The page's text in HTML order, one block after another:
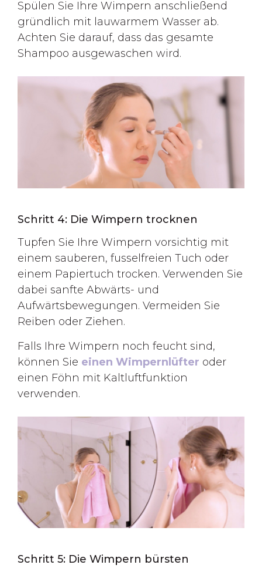
Spülen Sie Ihre Wimpern anschließend
gründlich mit lauwarmem Wasser ab.
Achten Sie darauf, dass das gesamte
Shampoo ausgewaschen wird.
Schritt 4: Die Wimpern trocknen
Tupfen Sie Ihre Wimpern vorsichtig mit
einem sauberen, fusselfreien Tuch oder
einem Papiertuch trocken. Verwenden Sie
dabei sanfte Abwärts- und
Aufwärtsbewegungen. Vermeiden Sie
Reiben oder Ziehen.
Falls Ihre Wimpern noch feucht sind,
können Sie einen Wimpernlüfter oder
einen Föhn mit Kaltluftfunktion
verwenden.
Schritt 5: Die Wimpern bürsten